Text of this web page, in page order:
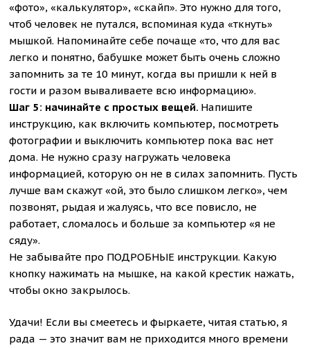
«фото», «калькулятор», «скайп». Это нужно для того,
чтоб человек не путался, вспоминая куда «ткнуть»
мышкой. Напоминайте себе почаще «то, что для вас
легко и понятно, бабушке может быть очень сложно
запомнить за те 10 минут, когда вы пришли к ней в
гости и разом вываливаете всю информацию».
Шаг 5: начинайте с простых вещей. Напишите
инструкцию, как включить компьютер, посмотреть
фотографии и выключить компьютер пока вас нет
дома. Не нужно сразу нагружать человека
информацией, которую он не в силах запомнить. Пусть
лучше вам скажут «ой, это было слишком легко», чем
позвонят, рыдая и жалуясь, что все повисло, не
работает, сломалось и больше за компьютер «я не
сяду».
Не забывайте про ПОДРОБНЫЕ инструкции. Какую
кнопку нажимать на мышке, на какой крестик нажать,
чтобы окно закрылось.
Удачи! Если вы смеетесь и фыркаете, читая статью, я
рада — это значит вам не приходится много времени